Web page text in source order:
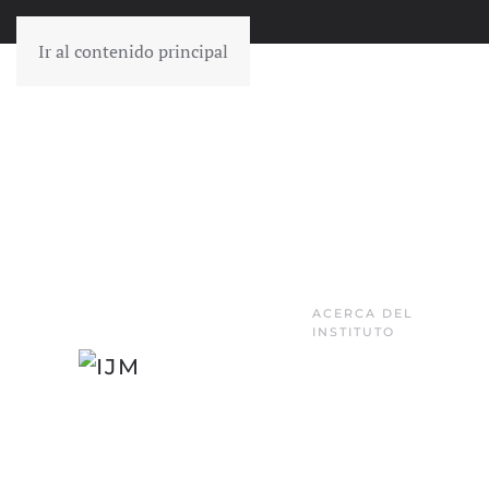
Ir al contenido principal
ACERCA DEL
INSTITUTO